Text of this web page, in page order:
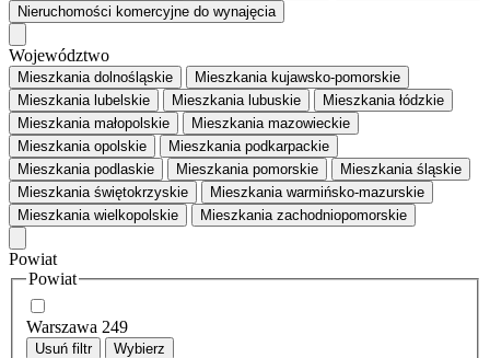
Nieruchomości komercyjne do wynajęcia
Województwo
Mieszkania dolnośląskie
Mieszkania kujawsko-pomorskie
Mieszkania lubelskie
Mieszkania lubuskie
Mieszkania łódzkie
Mieszkania małopolskie
Mieszkania mazowieckie
Mieszkania opolskie
Mieszkania podkarpackie
Mieszkania podlaskie
Mieszkania pomorskie
Mieszkania śląskie
Mieszkania świętokrzyskie
Mieszkania warmińsko-mazurskie
Mieszkania wielkopolskie
Mieszkania zachodniopomorskie
Powiat
Powiat
Warszawa 249
Usuń filtr Wybierz